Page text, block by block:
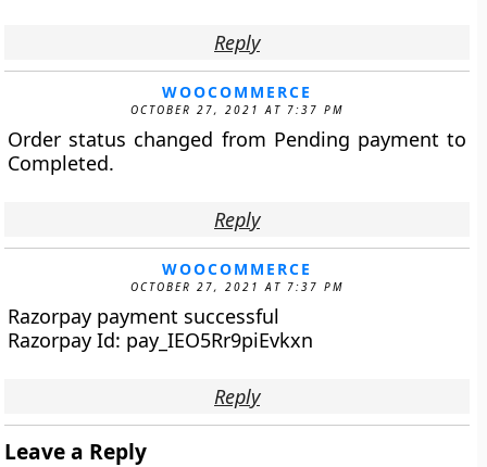
Reply
WOOCOMMERCE
OCTOBER 27, 2021 AT 7:37 PM
Order status changed from Pending payment to
Completed.
Reply
WOOCOMMERCE
OCTOBER 27, 2021 AT 7:37 PM
Razorpay payment successful
Razorpay Id: pay_IEO5Rr9piEvkxn
Reply
Leave a Reply